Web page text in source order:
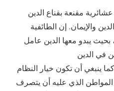
مقنعة بقناع الدين
والإيمان. إن الطائفية
يبدو معها الدين عامل
ينبغي أن تكون خيار النظام
الذي عليه أن يتصرف